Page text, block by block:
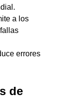
a los
errores
de